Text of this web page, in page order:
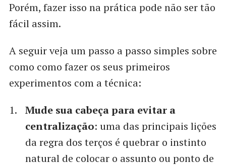
Porém, fazer isso na prática pode não ser tão
fácil assim.
A seguir veja um passo a passo simples sobre
como como fazer os seus primeiros
experimentos com a técnica:
Mude sua cabeça para evitar a
centralização: uma das principais lições
da regra dos terços é quebrar o instinto
natural de colocar o assunto ou ponto de